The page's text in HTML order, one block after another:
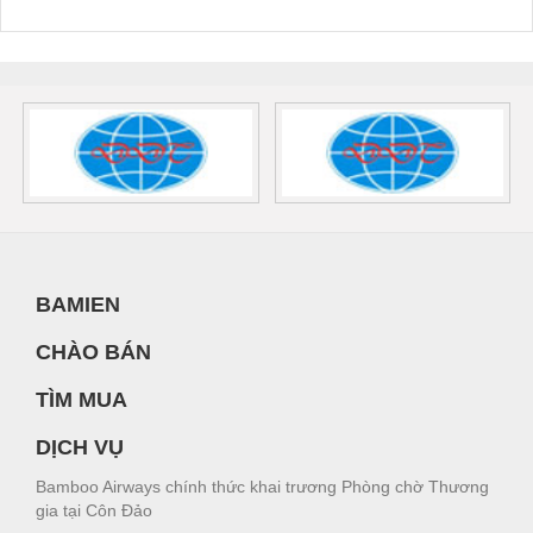
BAMIEN
CHÀO BÁN
TÌM MUA
DỊCH VỤ
Bamboo Airways chính thức khai trương Phòng chờ Thương
gia tại Côn Đảo